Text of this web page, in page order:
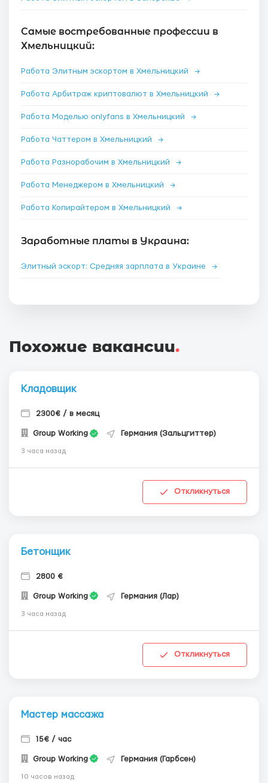
Самые востребованные профессии в
Хмельницкий:
Работа Элитным эскортом в Хмельницкий →
Работа Арбитраж криптовалют в Хмельницкий →
Работа Моделью onlyfans в Хмельницкий →
Работа Чаттером в Хмельницкий →
Работа Разнорабочим в Хмельницкий →
Работа Менеджером в Хмельницкий →
Работа Копирайтером в Хмельницкий →
Заработные платы в Украина:
Элитный эскорт: Средняя зарплата в Украине →
Похожие вакансии.
Кладовщик
2300€ / в месяц
Group Working Германия (Зальцгиттер)
3 часа назад
Откликнуться
Бетонщик
2800 €
Group Working Германия (Лар)
3 часа назад
Откликнуться
Мастер массажа
15€ / час
Group Working Германия (Гарбсен)
10 часов назад